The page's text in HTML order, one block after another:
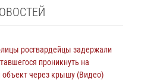
росгвардейцы задержали
проникнуть на
через крышу (Видео)